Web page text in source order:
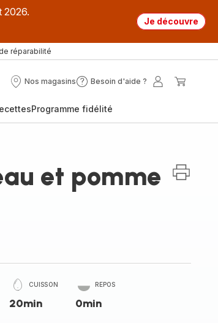
2026.
Je découvre
réparabilité
Nos magasins
Nos
Besoin d'aide ?
Besoin
?
Mon
Programme fidélité
et pomme
CUISSON
20min
REPOS
0min